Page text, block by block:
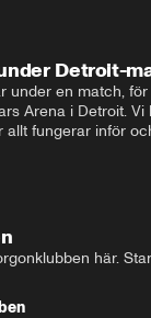
Detroit-
under en match,
Arena i Detroit. Vi
allt fungerar inför
här.